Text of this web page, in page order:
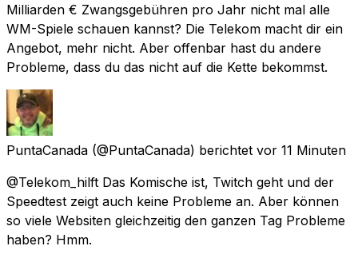
Milliarden € Zwangsgebühren pro Jahr nicht mal alle
WM-Spiele schauen kannst? Die Telekom macht dir ein
Angebot, mehr nicht. Aber offenbar hast du andere
Probleme, dass du das nicht auf die Kette bekommst.
PuntaCanada (@PuntaCanada) berichtet vor 11 Minuten
@Telekom_hilft Das Komische ist, Twitch geht und der
Speedtest zeigt auch keine Probleme an. Aber können
so viele Websiten gleichzeitig den ganzen Tag Probleme
haben? Hmm.